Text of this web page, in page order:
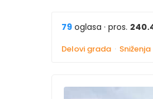
79 oglasa · pros.
Delovi grada · Sniženja